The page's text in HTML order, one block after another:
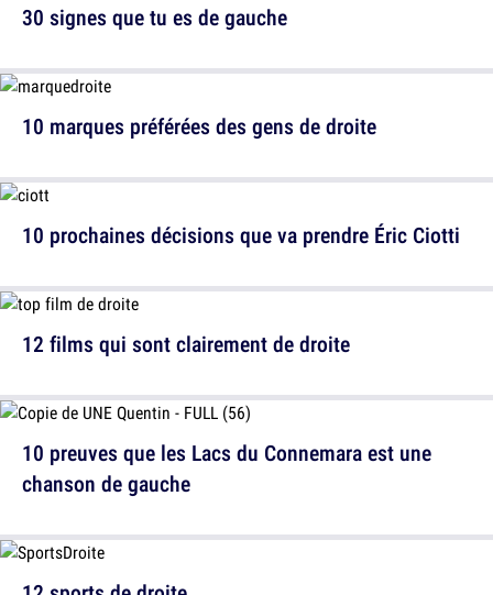
10 marques préférées des gens de droite
12 films qui sont clairement de droite
30 signes que tu es de gauche
10 prochaines décisions que va prendre Éric Ciotti
10 preuves que les Lacs du Connemara est une
chanson de gauche